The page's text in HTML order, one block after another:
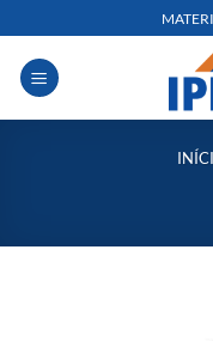
to
content